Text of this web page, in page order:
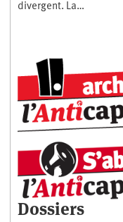
divergent. La…
Dossiers